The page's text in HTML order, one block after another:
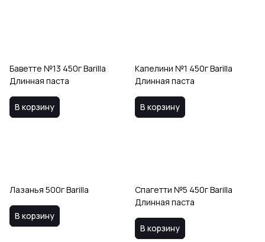
Баветте №13 450г Barilla
Длинная паста
В корзину
Капелини №1 450г Barilla
Длинная паста
В корзину
Лазанья 500г Barilla
В корзину
Спагетти №5 450г Barilla
Длинная паста
В корзину